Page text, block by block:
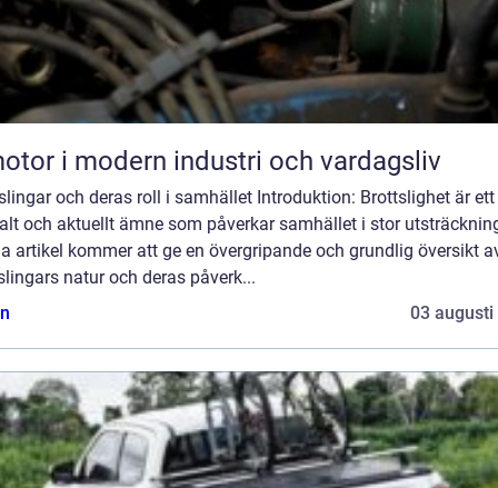
i modern industri och vardagsliv
och deras roll i samhället Introduktion: Brottslighet är ett
och aktuellt ämne som påverkar samhället i stor
artikel kommer att ge en övergripande och grundlig översikt
natur och deras påverk...
03 augusti